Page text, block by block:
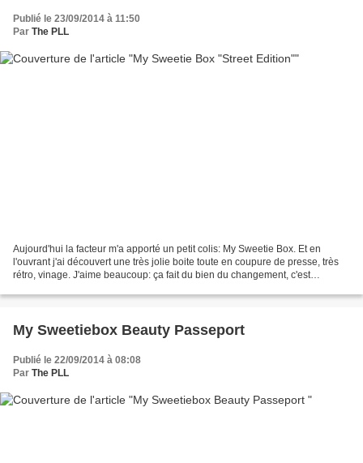
Publié le 23/09/2014 à 11:50
Par The PLL
Aujourd'hui la facteur m'a apporté un petit colis: My Sweetie Box. Et en
l'ouvrant j'ai découvert une très jolie boite toute en coupure de presse, très
rétro, vinage. J'aime beaucoup: ça fait du bien du changement, c'est
My Sweetiebox Beauty Passeport
Publié le 22/09/2014 à 08:08
Par The PLL